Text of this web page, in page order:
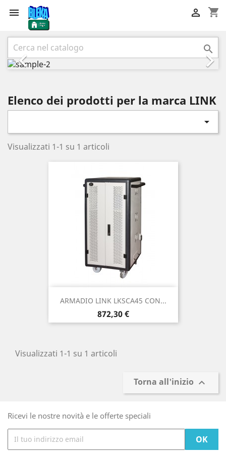
 shopping_cart



Precedente

Elenco dei prodotti per la marca LINK

Visualizzati 1-1 su 1 articoli
ARMADIO LINK LKSCA45 CON...
Prezzo
872,30 €
Visualizzati 1-1 su 1 articoli
Torna all'inizio 
Ricevi le nostre novità e le offerte speciali